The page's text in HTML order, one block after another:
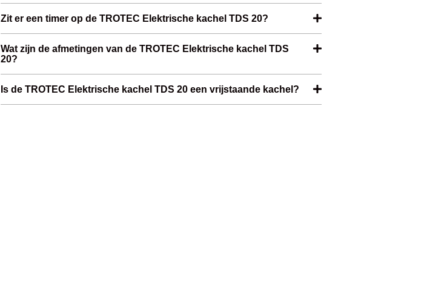
Zit er een timer op de TROTEC Elektrische kachel TDS 20?
Wat zijn de afmetingen van de TROTEC Elektrische kachel TDS
20?
Is de TROTEC Elektrische kachel TDS 20 een vrijstaande kachel?